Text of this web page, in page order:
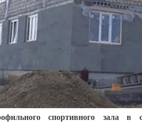
спортивного зала